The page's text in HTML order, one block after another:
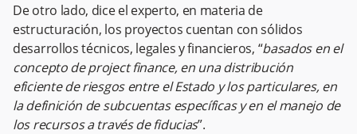
De otro lado, dice el experto, en materia de
estructuración, los proyectos cuentan con sólidos
desarrollos técnicos, legales y financieros, “basados en el
concepto de project finance, en una distribución
eficiente de riesgos entre el Estado y los particulares, en
la definición de subcuentas específicas y en el manejo de
los recursos a través de fiducias”.